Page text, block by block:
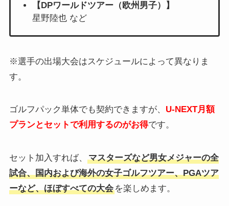
【DPワールドツアー（欧州男子）】
星野陸也 など
※選手の出場大会はスケジュールによって異なりま
す。
ゴルフパック単体でも契約できますが、 U-NEXT月額
プランとセットで利用するのがお得です。
セット加入すれば、
マスターズなど男女メジャーの全
試合、国内および海外の女子ゴルフツアー、PGAツア
ーなど、ほぼすべての大会を楽しめます。